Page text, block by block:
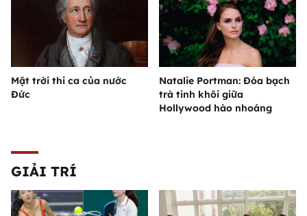
Mặt trời thi ca của nước
Đức
Natalie Portman: Đóa bạch
trà tinh khôi giữa
Hollywood hào nhoáng
GIẢI TRÍ